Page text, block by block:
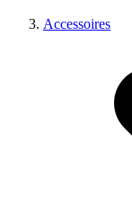
Accessoires